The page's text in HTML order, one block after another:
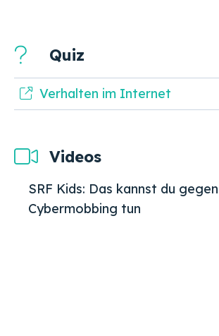
Quiz
Verhalten im Internet
Videos
SRF Kids: Das kannst du gegen
Cybermobbing tun